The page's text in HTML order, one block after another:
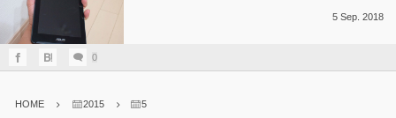
5 Sep. 2018
0
HOME 2015 5